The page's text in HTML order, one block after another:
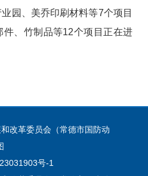
园、美乔印刷材料等7个项目
件、竹制品等12个项目正在进
改革委员会（常德市国防动
号-1